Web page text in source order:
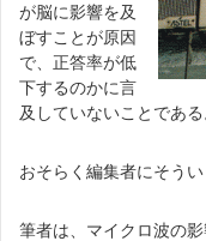
が脳に影響を及
ぼすことが原因
で、正答率が低
下するのかに言
及していないことである
おそらく編集者にそう
筆者は、マイクロ波の